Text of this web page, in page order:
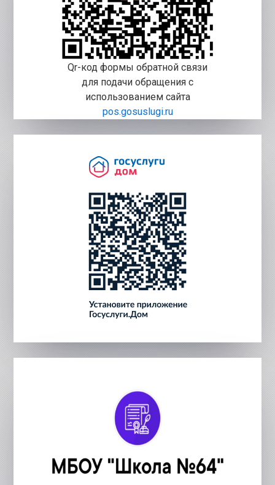
Qr-код формы обратной связи
для подачи обращения с
использованием сайта
pos.gosuslugi.ru